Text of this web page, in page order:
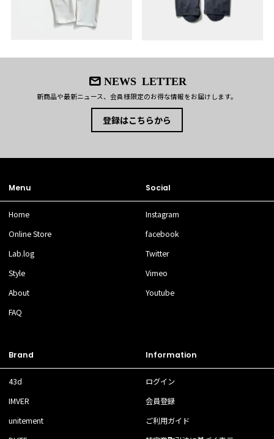
NEWS LETTER
新商品や最新ニュース、会員様限定のお得な情報をお届けします。
登録はこちらから
Menu
Home
Online Store
Lab.log
Style
About
FAQ
Brand
43d
IMVER
unitement
Social
Instagram
facebook
Twitter
Vimeo
Youtube
Information
ログイン
会員登録
ご利用ガイド